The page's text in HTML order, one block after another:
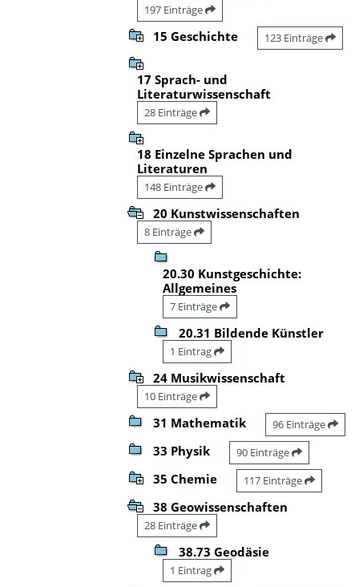
197 Einträge
15 Geschichte 123 Einträge
17 Sprach- und
Literaturwissenschaft
28 Einträge
18 Einzelne Sprachen und
Literaturen
148 Einträge
20 Kunstwissenschaften
8 Einträge
20.30 Kunstgeschichte:
Allgemeines
7 Einträge
20.31 Bildende Künstler
1 Eintrag
24 Musikwissenschaft
10 Einträge
31 Mathematik 96 Einträge
33 Physik 90 Einträge
35 Chemie 117 Einträge
38 Geowissenschaften
28 Einträge
38.73 Geodäsie
1 Eintrag